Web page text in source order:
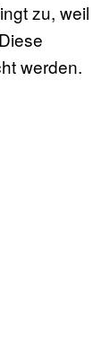
zu, weil
werden.